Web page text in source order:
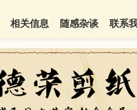
相关信息 随感杂谈 联系